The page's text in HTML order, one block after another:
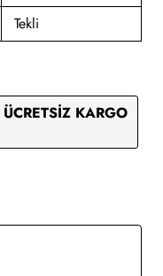
Tekli
ÜCRETSİZ KARGO